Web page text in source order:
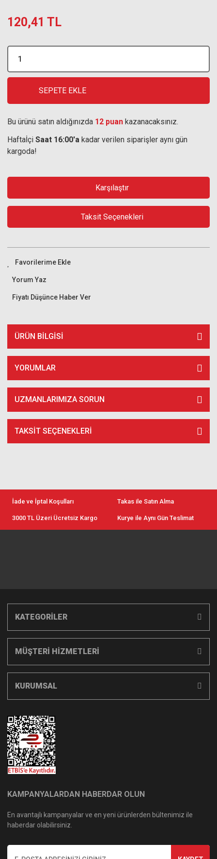
120,41 TL
SEPETE EKLE
Bu ürünü satın aldığınızda 12 puan kazanacaksınız.
Haftaİçi Saat 16:00'a kadar verilen siparişler aynı gün
kargoda!
Karşılaştır
Taksit Seçenekleri
Yorum Yaz
Fiyatı Düşünce Haber Ver
ÜRÜN BILGISI
YORUMLAR
UZMANLARIMIZA SORUN
TAKSIT SEÇENEKLERI
İade ve İptal Koşulları Takas ile Satın Alma
3000 TL Üzeri Ücretsiz Kargo Kurye ile Aynı Gün Teslimat
KATEGORİLER
MÜŞTERİ HİZMETLERİ
KURUMSAL
KAMPANYALARDAN HABERDAR OLUN
En avantajlı kampanyalar ve en yeni ürünlerden bültenimiz ile
haberdar olabilirsiniz.